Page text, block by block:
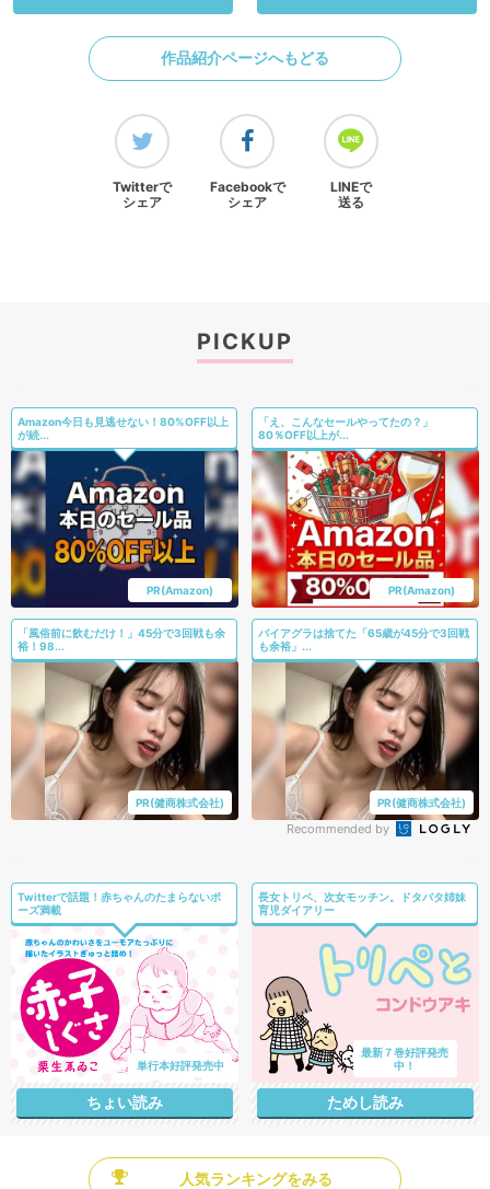
作品紹介ページへもどる
Twitterで
シェア
Facebookで
シェア
LINEで
送る
PICKUP
Amazon今日も見逃せない！80%OFF以上
が続...
PR(Amazon)
「え、こんなセールやってたの？」
80％OFF以上が...
PR(Amazon)
「風俗前に飲むだけ！」45分で3回戦も余
裕！98...
PR(健商株式会社)
バイアグラは捨てた「65歳が45分で3回戦
も余裕」...
PR(健商株式会社)
Recommended by
Twitterで話題！赤ちゃんのたまらないポ
ーズ満載
単行本好評発売中
ちょい読み
長女トリペ、次女モッチン。ドタバタ姉妹
育児ダイアリー
最新７巻好評発売
中！
ためし読み
人気ランキングをみる